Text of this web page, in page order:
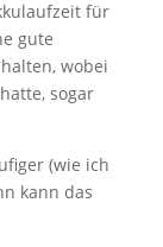
für
gute
wobei
sogar
(wie ich
kann das